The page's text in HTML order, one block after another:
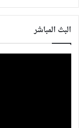
البث المباشر